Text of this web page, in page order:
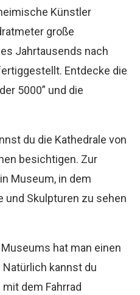
Künstler
große
Jahrtausends nach
Entdecke die
5000” und die
du die Kathedrale von
besichtigen. Zur
Museum, in dem
und Skulpturen zu sehen
hat man einen
kannst du
dem Fahrrad